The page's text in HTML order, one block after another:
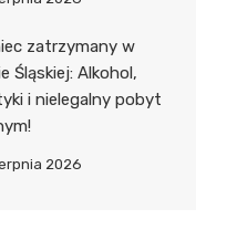
zatrzymany w
Śląskiej: Alkohol,
i nielegalny pobyt
2026